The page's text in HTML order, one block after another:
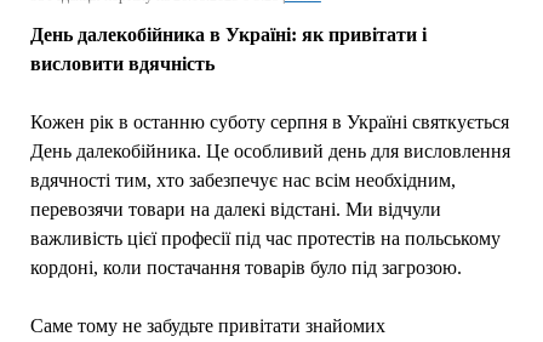
День далекобійника в Україні: як привітати і
висловити вдячність
Кожен рік в останню суботу серпня в Україні святкується
День далекобійника. Це особливий день для висловлення
вдячності тим, хто забезпечує нас всім необхідним,
перевозячи товари на далекі відстані. Ми відчули
важливість цієї професії під час протестів на польському
кордоні, коли постачання товарів було під загрозою.
Саме тому не забудьте привітати знайомих